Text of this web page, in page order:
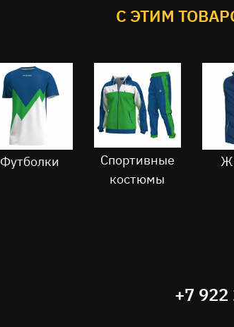
C ЭТИМ
Футболки
Спортивные
костюмы
+7